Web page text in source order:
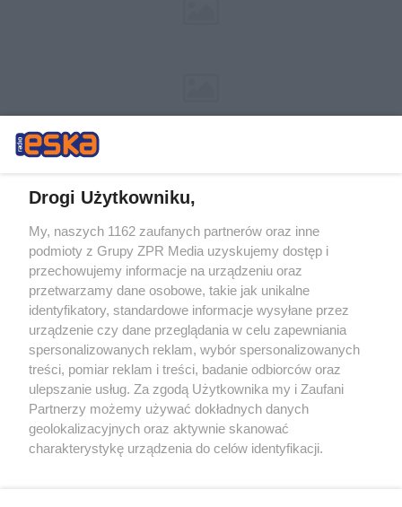
Żaden utwór zamieszczony w serwisie nie może być powielany i
rozpowszechniany lub dalej rozpowszechniany w jakikolwiek sposób (w
tym także elektroniczny lub mechaniczny) na jakimkolwiek polu
eksploatacji w jakiejkolwiek formie, włącznie z umieszczaniem w
Internecie bez pisemnej zgody właściciela praw. Jakiekolwiek użycie lub
wykorzystanie utworów w całości lub w części z naruszeniem prawa,
tzn. bez właściwej zgody, jest zabronione pod groźbą kary i może być
ścigane prawnie.
Drogi Użytkowniku,
My, naszych 1162 zaufanych partnerów oraz inne
podmioty z Grupy ZPR Media uzyskujemy dostęp i
przechowujemy informacje na urządzeniu oraz
przetwarzamy dane osobowe, takie jak unikalne
identyfikatory, standardowe informacje wysyłane przez
urządzenie czy dane przeglądania w celu zapewniania
spersonalizowanych reklam, wybór spersonalizowanych
treści, pomiar reklam i treści, badanie odbiorców oraz
ulepszanie usług. Za zgodą Użytkownika my i Zaufani
Partnerzy możemy używać dokładnych danych
geolokalizacyjnych oraz aktywnie skanować
charakterystykę urządzenia do celów identyfikacji.